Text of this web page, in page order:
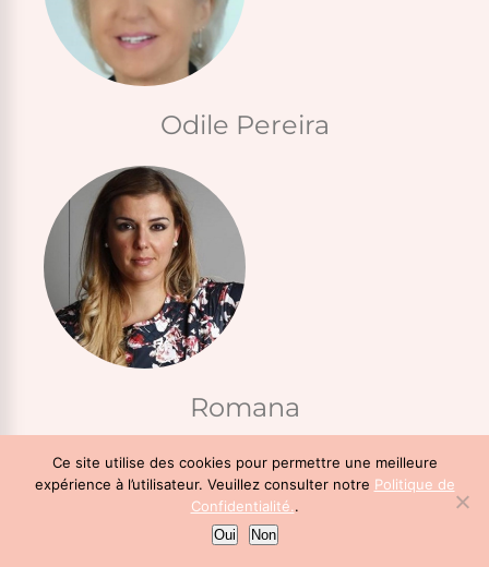
Menu
Odile Pereira
Romana
Ce site utilise des cookies pour permettre une meilleure
expérience à l’utilisateur. Veuillez consulter notre Politique de
Confidentialité..
Oui Non